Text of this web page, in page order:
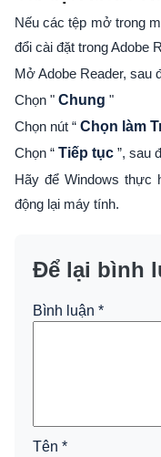
Nếu các tệp mở trong
đổi cài đặt trong Adobe
Mở Adobe Reader, sau
Chọn " Chung "
Chọn nút “ Chọn làm
Chọn “ Tiếp tục ”, sau
Hãy để Windows thực
động lại máy tính.
Để lại bình
Bình luận *
Tên *